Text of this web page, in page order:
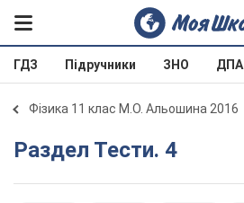
ГДЗ Підручники ЗНО ДПА
Фізика 11 клас М.О. Альошина 2016
Раздел Тести. 4